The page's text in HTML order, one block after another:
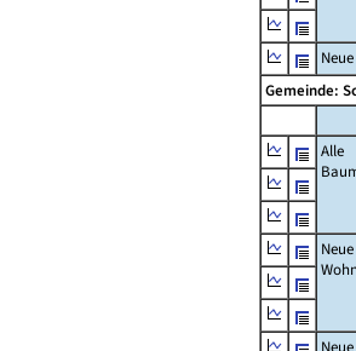
Gemeinde:
Alle
Neue